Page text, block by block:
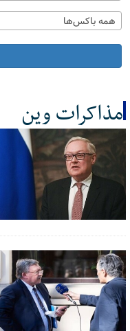
همه باکس‌ها
مذاکرات وین
کل اخبار:36